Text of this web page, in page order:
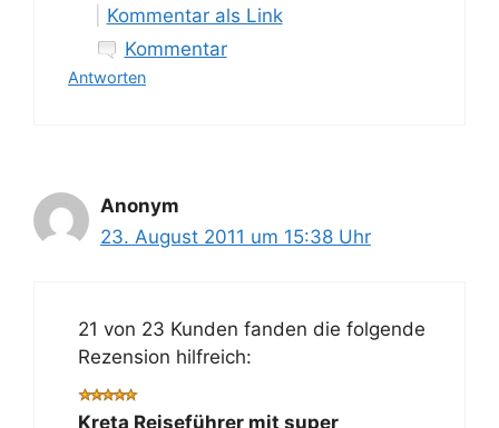
Kommentar als Link
Kommentar
Antworten
Anonym
23. August 2011 um 15:38 Uhr
21 von 23 Kunden fanden die folgende
Rezension hilfreich:
Kreta Reiseführer mit super